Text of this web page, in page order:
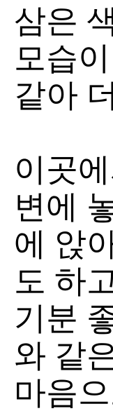
삼은
모습
같아
이곳
변에
에 앉
도 하
기분
와 같
마음